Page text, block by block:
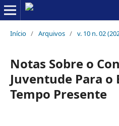
Início / Arquivos / v. 10 n. 02
Notas Sobre o
Juventude Para o
Tempo Presente